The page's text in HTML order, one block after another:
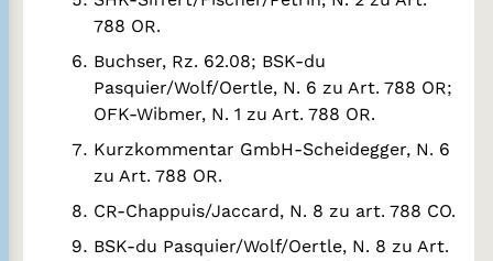
788 OR.
Buchser, Rz. 62.08; BSK-du
Pasquier/Wolf/Oertle, N. 6 zu Art. 788 OR;
OFK-Wibmer, N. 1 zu Art. 788 OR.
Kurzkommentar GmbH-Scheidegger, N. 6
zu Art. 788 OR.
CR-Chappuis/Jaccard, N. 8 zu art. 788 CO.
BSK-du Pasquier/Wolf/Oertle, N. 8 zu Art.